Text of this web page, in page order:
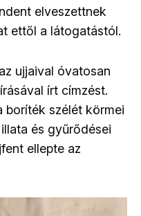
elveszettnek
ettől a látogatástól.
ujjaival óvatosan
írt címzést.
boríték szélét körmei
és gyűrődései
ellepte az